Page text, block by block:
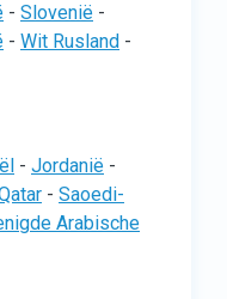
- Slovenië -
- Wit Rusland -
- Jordanië -
- Saoedi-
Arabische